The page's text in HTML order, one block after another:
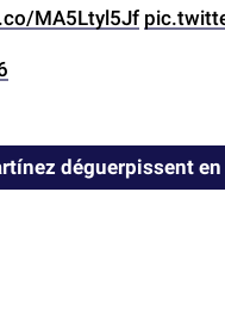
MA5Ltyl5Jf
déguerpissent